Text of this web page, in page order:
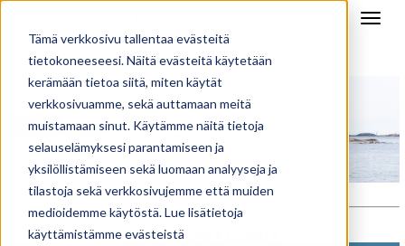
Tämä verkkosivu tallentaa evästeitä
tietokoneeseesi. Näitä evästeitä käytetään
kerämään tietoa siitä, miten käytät
verkkosivuamme, sekä auttamaan meitä
muistamaan sinut. Käytämme näitä tietoja
selauselämyksesi parantamiseen ja
yksilöllistämiseen sekä luomaan analyyseja ja
tilastoja sekä verkkosivujemme että muiden
medioidemme käytöstä. Lue lisätietoja
käyttämistämme evästeistäVALOKUVAGALLERIA